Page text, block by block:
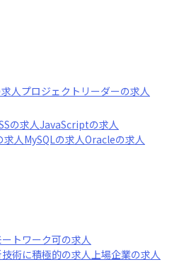
人プロジェクトリーダーの求人
の求人JavaScriptの求人
求人MySQLの求人Oracleの求人
ートワーク可の求人
術に積極的の求人上場企業の求人